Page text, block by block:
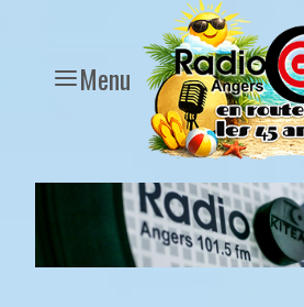
Menu